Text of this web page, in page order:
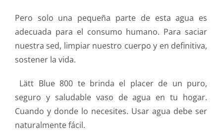
Pero solo una pequeña parte de esta agua es
adecuada para el consumo humano. Para saciar
nuestra sed, limpiar nuestro cuerpo y en definitiva,
sostener la vida.
Lätt Blue 800 te brinda el placer de un puro,
seguro y saludable vaso de agua en tu hogar.
Cuando y donde lo necesites. Usar agua debe ser
naturalmente fácil.